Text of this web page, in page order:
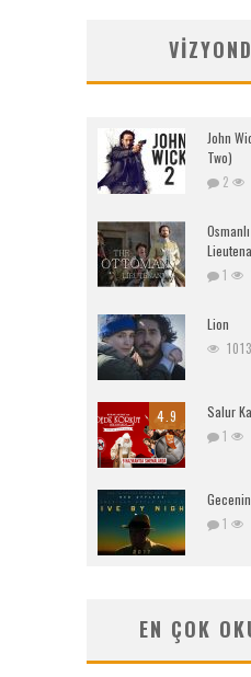
John
Two)
2
1
Lion
4.9 Salur
1
1
EN ÇOK